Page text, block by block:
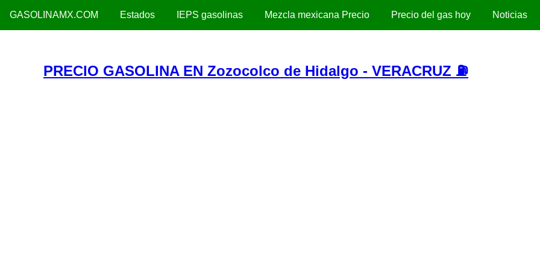
GASOLINAMX.COM Estados IEPS gasolinas Mezcla mexicana Precio Precio del gas hoy Noticias
PRECIO GASOLINA EN Zozocolco de Hidalgo - VERACRUZ ⛽